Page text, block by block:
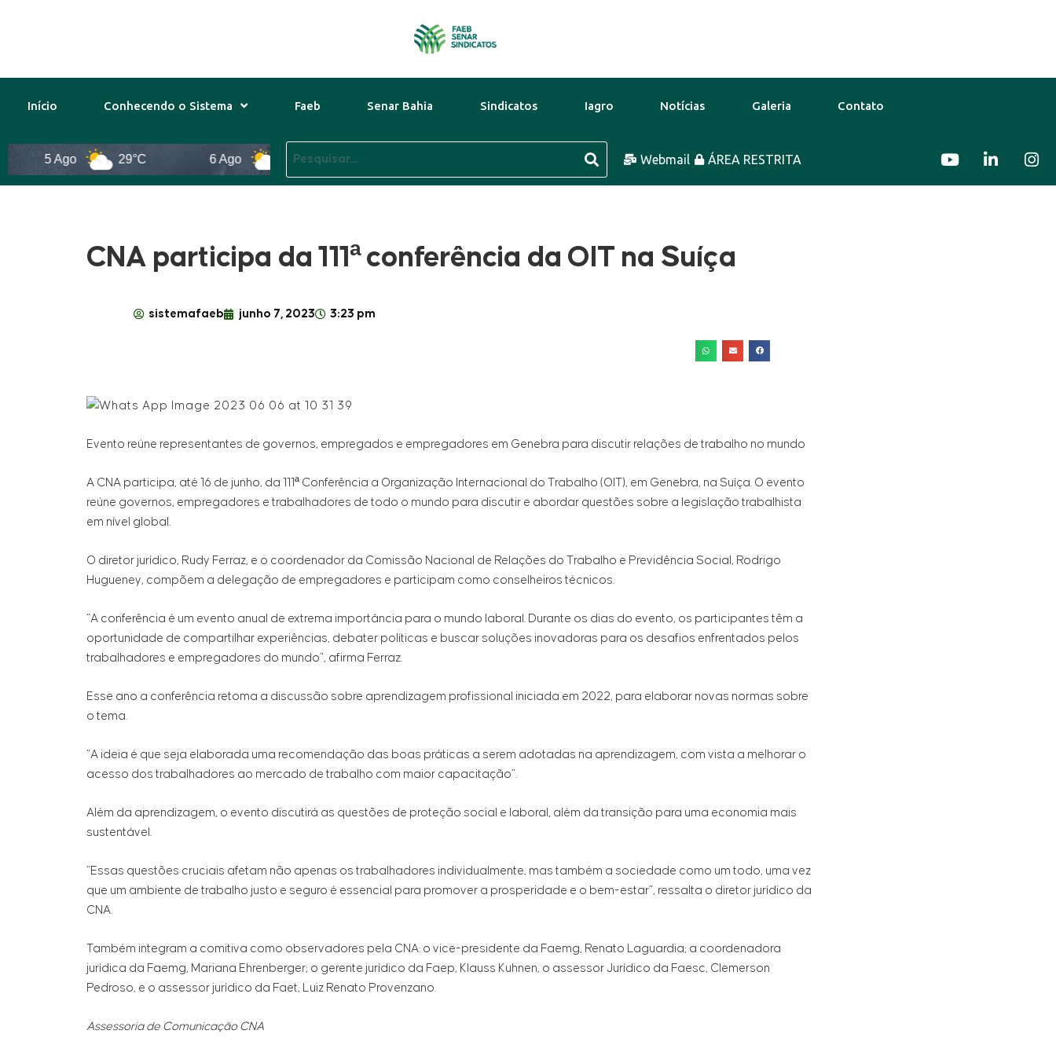
Início Conhecendo o Sistema Faeb Senar Bahia Sindicatos Iagro Notícias Galeria Contato
5 Ago 29°C 6 Ago 30°C 7 Ago 29°C 9 Ago 30°C 30°C 11 Ago
Webmail ÁREA RESTRITA
CNA participa da 111ª conferência da OIT na Suíça
sistemafaeb junho 7, 2023 3:23 pm
Evento reúne representantes de governos, empregados e empregadores em Genebra para discutir relações de trabalho no mundo
A CNA participa, até 16 de junho, da 111ª Conferência a Organização Internacional do Trabalho (OIT), em Genebra, na Suíça. O evento
reúne governos, empregadores e trabalhadores de todo o mundo para discutir e abordar questões sobre a legislação trabalhista
em nível global.
O diretor jurídico, Rudy Ferraz, e o coordenador da Comissão Nacional de Relações do Trabalho e Previdência Social, Rodrigo
Hugueney, compõem a delegação de empregadores e participam como conselheiros técnicos.
“A conferência é um evento anual de extrema importância para o mundo laboral. Durante os dias do evento, os participantes têm a
oportunidade de compartilhar experiências, debater políticas e buscar soluções inovadoras para os desafios enfrentados pelos
trabalhadores e empregadores do mundo”, afirma Ferraz.
Esse ano a conferência retoma a discussão sobre aprendizagem profissional iniciada em 2022, para elaborar novas normas sobre
o tema.
“A ideia é que seja elaborada uma recomendação das boas práticas a serem adotadas na aprendizagem, com vista a melhorar o
acesso dos trabalhadores ao mercado de trabalho com maior capacitação”.
Além da aprendizagem, o evento discutirá as questões de proteção social e laboral, além da transição para uma economia mais
sustentável.
“Essas questões cruciais afetam não apenas os trabalhadores individualmente, mas também a sociedade como um todo, uma vez
que um ambiente de trabalho justo e seguro é essencial para promover a prosperidade e o bem-estar”, ressalta o diretor jurídico da
CNA.
Também integram a comitiva como observadores pela CNA: o vice-presidente da Faemg, Renato Laguardia; a coordenadora
jurídica da Faemg, Mariana Ehrenberger; o gerente jurídico da Faep, Klauss Kuhnen, o assessor Jurídico da Faesc, Clemerson
Pedroso, e o assessor jurídico da Faet, Luiz Renato Provenzano.
Assessoria de Comunicação CNA